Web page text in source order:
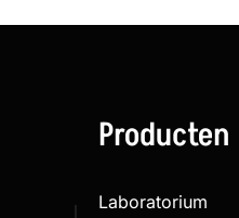
Producten
Laboratorium